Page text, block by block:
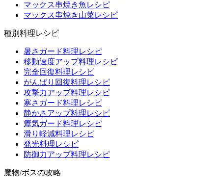
マックス串焼き魚レシピ
マックス串焼き山菜レシピ
種別料理レシピ
暑さガード料理レシピ
移動速度アップ料理レシピ
完全回復料理レシピ
がんばり回復料理レシピ
攻撃力アップ料理レシピ
寒さガード料理レシピ
静かさアップ料理レシピ
瘴気ガード料理レシピ
滑り軽減料理レシピ
発光料理レシピ
防御力アップ料理レシピ
魔物/ボスの攻略